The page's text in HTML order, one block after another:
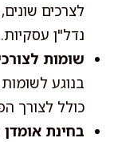
לצרכים
נדל"ן עסקיות.
שומות
בנוגע
כולל לצורך
בחינת אומדן